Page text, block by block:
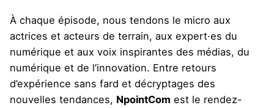
À chaque épisode, nous tendons le micro aux
actrices et acteurs de terrain, aux expert·es du
numérique et aux voix inspirantes des médias, du
numérique et de l’innovation. Entre retours
d’expérience sans fard et décryptages des
nouvelles tendances, NpointCom est le rendez-